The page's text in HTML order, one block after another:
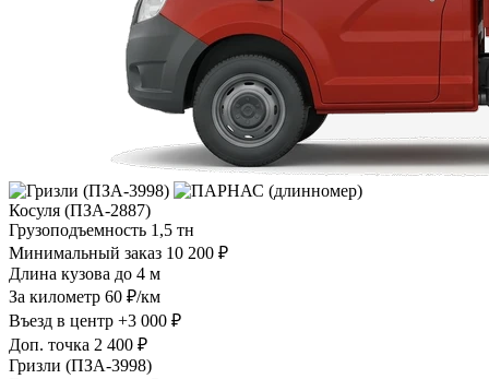
Косуля (ПЗА-2887)
Грузоподъемность 1,5 тн
Минимальный заказ 10 200 ₽
Длина кузова до 4 м
За километр 60 ₽/км
Въезд в центр +3 000 ₽
Доп. точка 2 400 ₽
Гризли (ПЗА-3998)